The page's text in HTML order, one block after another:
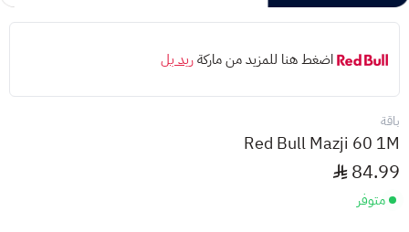
اضغط هنا للمزيد من ماركةريد بل
باقة
Red Bull Mazji 60 1M
84.99
متوفر